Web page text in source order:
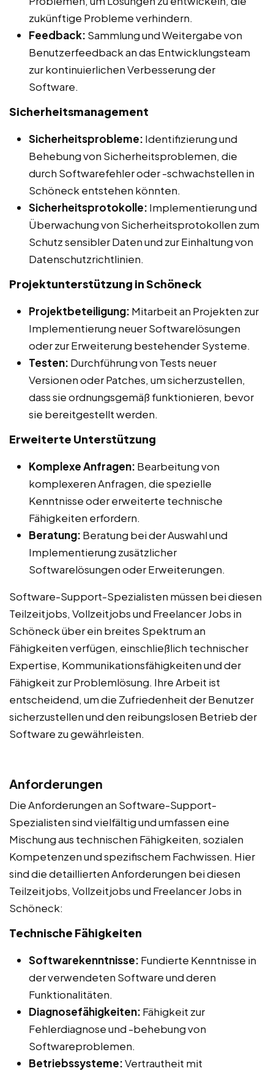
zukünftige Probleme verhindern.
Feedback: Sammlung und Weitergabe von
Benutzerfeedback an das Entwicklungsteam
zur kontinuierlichen Verbesserung der
Software.
Sicherheitsmanagement
Sicherheitsprobleme: Identifizierung und
Behebung von Sicherheitsproblemen, die
durch Softwarefehler oder -schwachstellen in
Schöneck entstehen könnten.
Sicherheitsprotokolle: Implementierung und
Überwachung von Sicherheitsprotokollen zum
Schutz sensibler Daten und zur Einhaltung von
Datenschutzrichtlinien.
Projektunterstützung in Schöneck
Projektbeteiligung: Mitarbeit an Projekten zur
Implementierung neuer Softwarelösungen
oder zur Erweiterung bestehender Systeme.
Testen: Durchführung von Tests neuer
Versionen oder Patches, um sicherzustellen,
dass sie ordnungsgemäß funktionieren, bevor
sie bereitgestellt werden.
Erweiterte Unterstützung
Komplexe Anfragen: Bearbeitung von
komplexeren Anfragen, die spezielle
Kenntnisse oder erweiterte technische
Fähigkeiten erfordern.
Beratung: Beratung bei der Auswahl und
Implementierung zusätzlicher
Softwarelösungen oder Erweiterungen.
Software-Support-Spezialisten müssen bei diesen
Teilzeitjobs, Vollzeitjobs und Freelancer Jobs in
Schöneck über ein breites Spektrum an
Fähigkeiten verfügen, einschließlich technischer
Expertise, Kommunikationsfähigkeiten und der
Fähigkeit zur Problemlösung. Ihre Arbeit ist
entscheidend, um die Zufriedenheit der Benutzer
sicherzustellen und den reibungslosen Betrieb der
Software zu gewährleisten.
Anforderungen
Die Anforderungen an Software-Support-
Spezialisten sind vielfältig und umfassen eine
Mischung aus technischen Fähigkeiten, sozialen
Kompetenzen und spezifischem Fachwissen. Hier
sind die detaillierten Anforderungen bei diesen
Teilzeitjobs, Vollzeitjobs und Freelancer Jobs in
Schöneck:
Technische Fähigkeiten
Softwarekenntnisse: Fundierte Kenntnisse in
der verwendeten Software und deren
Funktionalitäten.
Diagnosefähigkeiten: Fähigkeit zur
Fehlerdiagnose und -behebung von
Softwareproblemen.
Betriebssysteme:Vertrautheit mit